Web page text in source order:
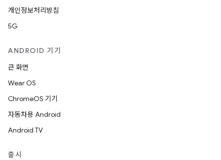
개인정보처리방침
5G
ANDROID 기기
큰 화면
Wear OS
ChromeOS 기기
자동차용 Android
Android TV
출시